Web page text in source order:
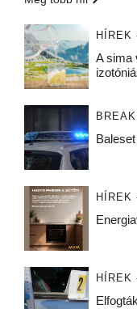
HÍREK
A sima
HÍREK
HÍREK